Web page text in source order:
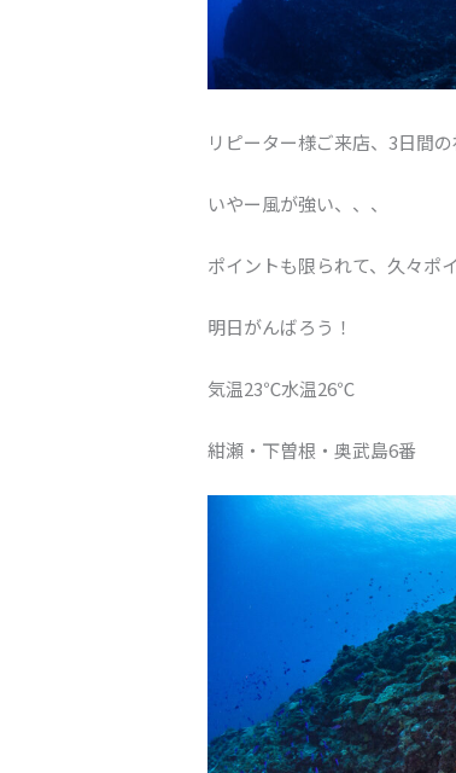
リピーター様ご来店、3日間
いやー風が強い、、、
ポイントも限られて、久々ポ
明日がんばろう！
気温23℃水温26℃
紺瀬・下曽根・奥武島6番